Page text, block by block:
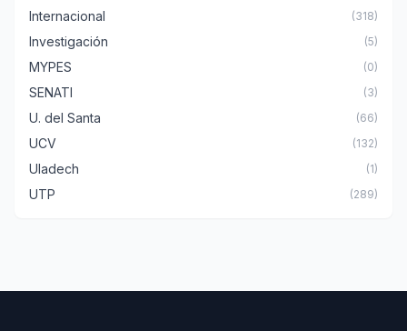
Internacional (318)
Investigación (5)
MYPES (0)
SENATI (3)
U. del Santa (66)
UCV (132)
Uladech (1)
UTP (289)